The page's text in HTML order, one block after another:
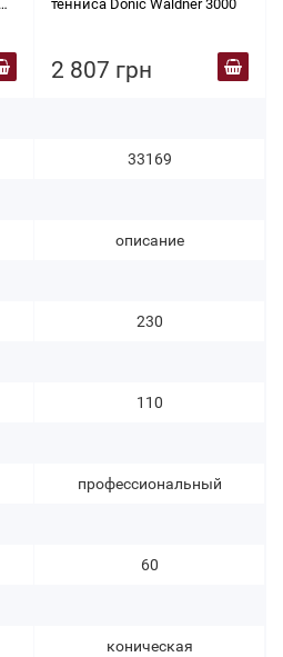
тенниса Donic Waldner 3000
2 807 грн
33169
описание
230
110
профессиональный
60
коническая